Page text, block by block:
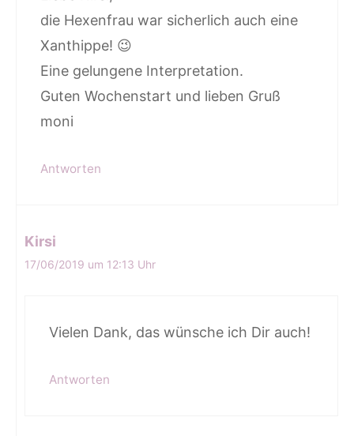
die Hexenfrau war sicherlich auch eine
Xanthippe! 😉
Eine gelungene Interpretation.
Guten Wochenstart und lieben Gruß
moni
Antworten
Kirsi
17/06/2019 um 12:13 Uhr
Vielen Dank, das wünsche ich Dir auch!
Antworten